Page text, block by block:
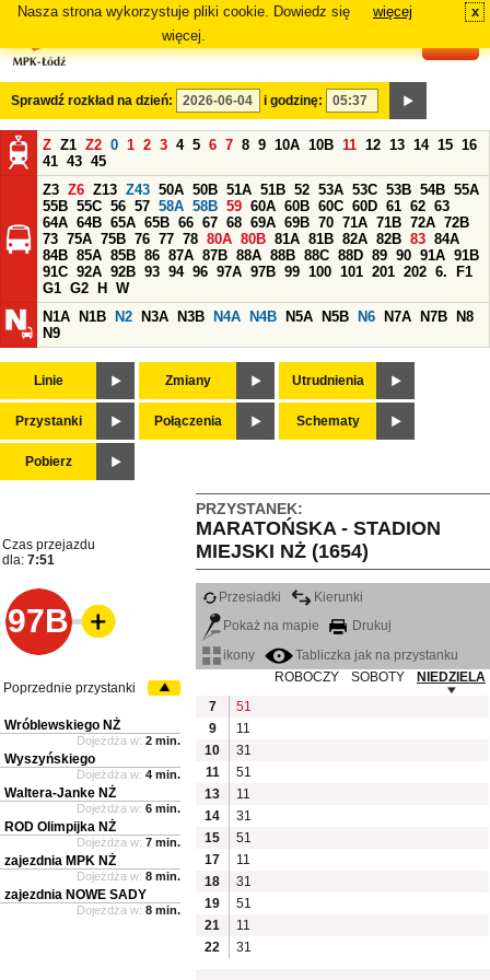
Nasza strona wykorzystuje pliki cookie. Dowiedz się
więcej.
więcej x
Sprawdź rozkład na dzień: i godzinę:
Z Z1 Z2 0 1 2 3 4 5 6 7 8 9 10A 10B 11 12 13 14 15 16
41 43 45
Z3 Z6 Z13 Z43 50A 50B 51A 51B 52 53A 53C 53B 54B 55A
55B 55C 56 57 58A 58B 59 60A 60B 60C 60D 61 62 63
64A 64B 65A 65B 66 67 68 69A 69B 70 71A 71B 72A 72B
73 75A 75B 76 77 78 80A 80B 81A 81B 82A 82B 83 84A
84B 85A 85B 86 87A 87B 88A 88B 88C 88D 89 90 91A 91B
91C 92A 92B 93 94 96 97A 97B 99 100 101 201 202 6.
F1
G1 G2 H
W
N1A
N1B N2 N3A N3B N4A N4B N5A N5B N6 N7A N7B
N8
N9
Linie Zmiany Utrudnienia
Przystanki Połączenia Schematy
Pobierz
PRZYSTANEK:
MARATOŃSKA - STADION
MIEJSKI NŻ (1654)
Czas przejazdu
dla: 7:51
97B
Przesiadki
Kierunki
Pokaż na mapie
Drukuj
ikony
Tabliczka jak na przystanku
ROBOCZY
SOBOTY
NIEDZIELA
7
51
9
11
10
31
11
51
13
11
14
31
15
51
17
11
18
31
19
51
21
11
22
31
Poprzednie przystanki
Wróblewskiego NŻ
Dojeżdża w: 2 min.
Wyszyńskiego
Dojeżdża w: 4 min.
Waltera-Janke NŻ
Dojeżdża w: 6 min.
ROD Olimpijka NŻ
Dojeżdża w: 7 min.
zajezdnia MPK NŻ
Dojeżdża w: 8 min.
zajezdnia NOWE SADY
Dojeżdża w: 8 min.